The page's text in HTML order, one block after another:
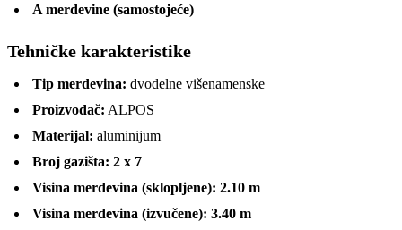
A merdevine (samostojeće)
Tehničke karakteristike
Tip merdevina: dvodelne višenamenske
Proizvođač: ALPOS
Materijal: aluminijum
Broj gazišta: 2 x 7
Visina merdevina (sklopljene): 2.10 m
Visina merdevina (izvučene): 3.40 m